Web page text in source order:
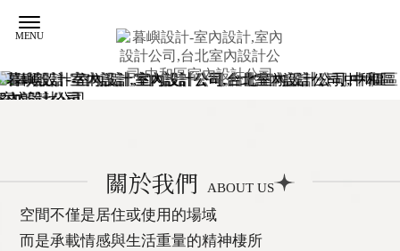
室內設計公司
台北室內設計公司
空間不僅是居住或使用的場域
而是承載情感與生活重量的精神棲所
關於我們 ABOUT US